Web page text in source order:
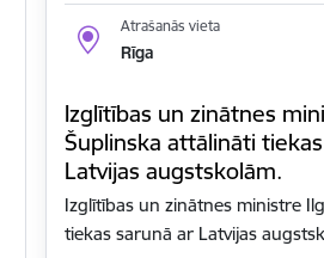
Atrašanās vieta
Rīga
Izglītības un zinātnes
Šuplinska attālināti
Latvijas augstskolām.
Izglītības un zinātnes ministre
tiekas sarunā ar Latvijas